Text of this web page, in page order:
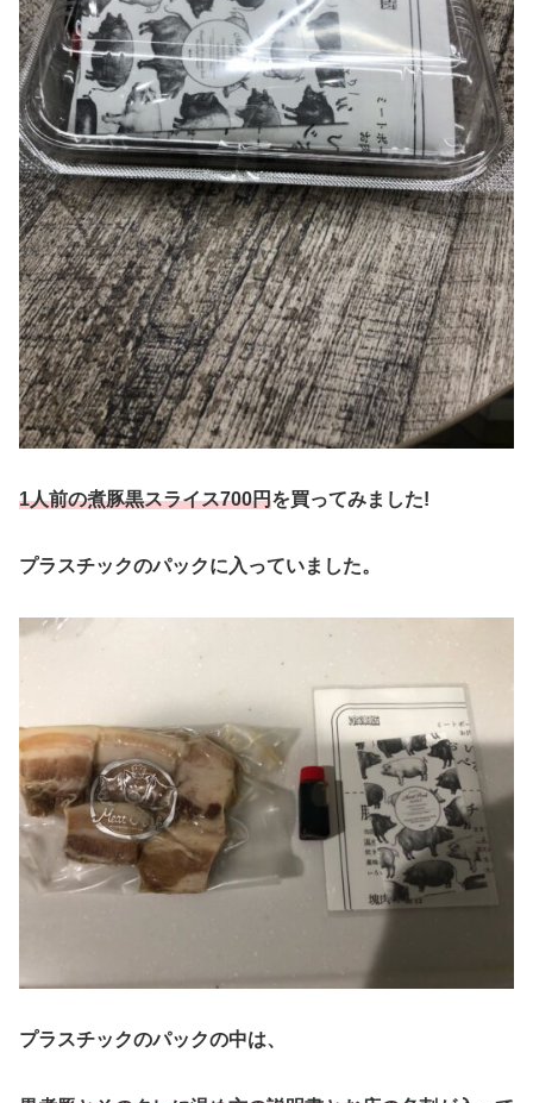
1人前の煮豚黒スライス700円を買ってみました!
プラスチックのパックに入っていました。
プラスチックのパックの中は、